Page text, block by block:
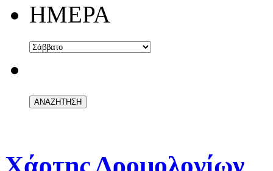
ΗΜΕΡΑ
Χάρτης Δρομολογίων